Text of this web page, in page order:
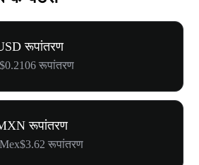
रूपांतरण
रूपांतरण
रूपांतरण
रूपांतरण